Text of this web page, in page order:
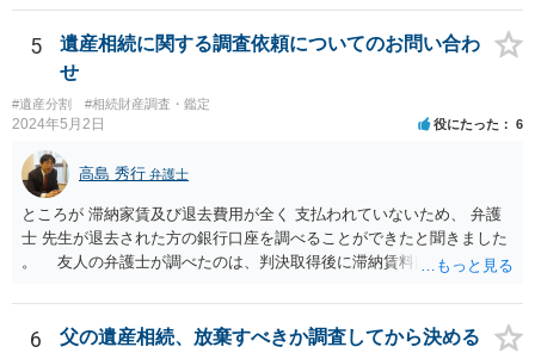
5
遺産相続に関する調査依頼についてのお問い合わ
せ
#遺産分割 #相続財産調査・鑑定
2024年5月2日 役にたった 6
高島 秀行 弁護士
ところが 滞納家賃及び退去費用が全く 支払われていないため、 弁護
士 先生が退去された方の銀行口座を調べることができたと聞きました
。 友人の弁護士が調べたのは、判決取得後に滞納賃料回収のため
預金の入出金履歴を調べたわけではありません。 残念ながら、事案
や目的も異なりますし、開示の内容も異なります。
6
父の遺産相続、放棄すべきか調査してから決める